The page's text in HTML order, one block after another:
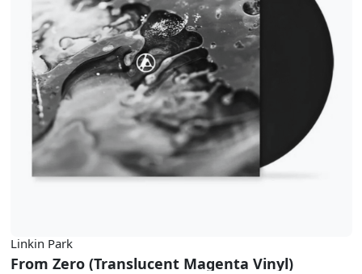
Linkin Park
From Zero (Translucent Magenta Vinyl)